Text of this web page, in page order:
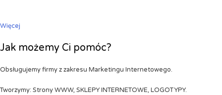
Więcej
Jak możemy Ci pomóc?
Obsługujemy firmy z zakresu Marketingu Internetowego.
Tworzymy: Strony WWW, SKLEPY INTERNETOWE, LOGOTYPY.